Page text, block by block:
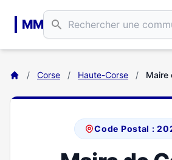
MM
/ Corse / Haute-Corse / Maire
Code Postal :